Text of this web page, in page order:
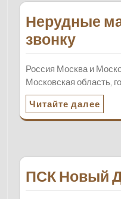
Нерудные
звонку
Россия Москва и
Московская область,
Читайте далее
ПСК Новый